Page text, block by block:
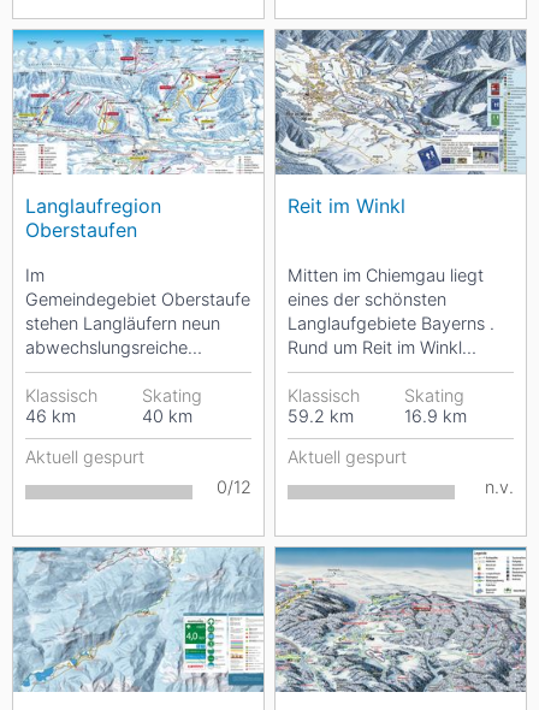
Langlaufregion
Oberstaufen
Im
Gemeindegebiet Oberstaufen
stehen Langläufern neun
abwechslungsreiche
Rundloipen und drei
Verbindungsloipen zur
Auswahl - aufgeteilt in 40...
Klassisch
46 km
Skating
40 km
Aktuell gespurt
0/12
Reit im Winkl
Mitten im Chiemgau liegt
eines der schönsten
Langlaufgebiete Bayerns .
Rund um Reit im Winkl
ziehen sich zahlreiche frisch
gespurte Loipen...
Klassisch
59.2 km
Skating
16.9 km
Aktuell gespurt
n.v.